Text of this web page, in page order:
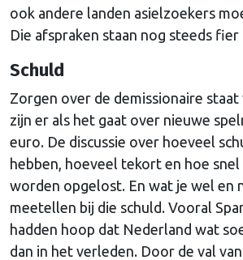
ook andere landen asielzoekers
Die afspraken staan nog steeds fier
Schuld
Zorgen over de demissionaire
zijn er als het gaat over nieuwe
euro. De discussie over hoeveel
hebben, hoeveel tekort en hoe
worden opgelost. En wat je wel en
meetellen bij die schuld. Vooral
hadden hoop dat Nederland wat
dan in het verleden. Door de val